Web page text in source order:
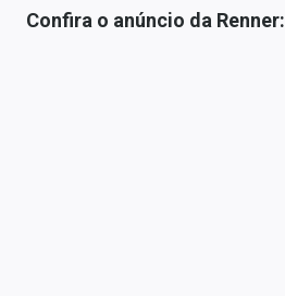
Confira o anúncio da Renner: